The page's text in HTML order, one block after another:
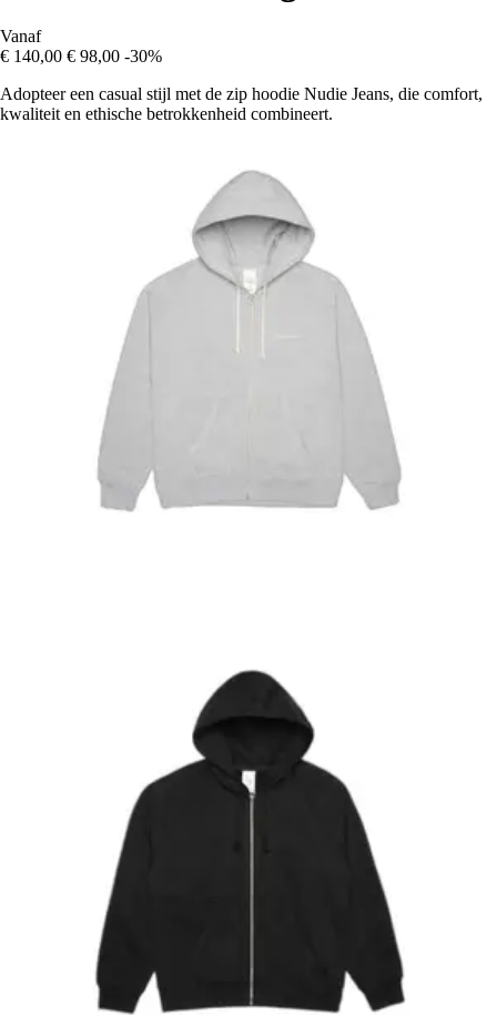
Vanaf
€ 140,00 € 98,00 -30%
Adopteer een casual stijl met de zip hoodie Nudie Jeans, die comfort,
kwaliteit en ethische betrokkenheid combineert.